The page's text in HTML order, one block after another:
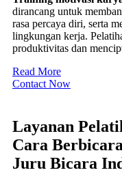
dirancang untuk
rasa percaya diri, serta
lingkungan kerja.
produktivitas dan
Read More
Contact Now
Layanan
Cara
Juru Bicara